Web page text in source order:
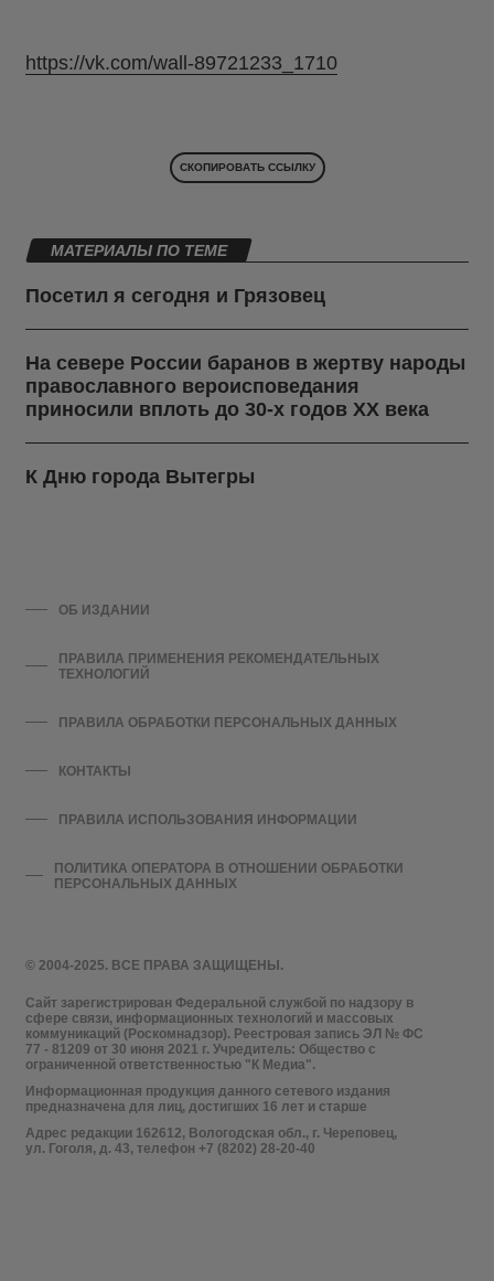
https://vk.com/wall-89721233_1710
СКОПИРОВАТЬ ССЫЛКУ
МАТЕРИАЛЫ ПО ТЕМЕ
Посетил я сегодня и Грязовец
На севере России баранов в жертву народы
православного вероисповедания
приносили вплоть до 30-х годов ХХ века
К Дню города Вытегры
© 2004-2025. ВСЕ ПРАВА ЗАЩИЩЕНЫ.
Сайт зарегистрирован Федеральной службой по надзору в
сфере связи, информационных технологий и массовых
коммуникаций (Роскомнадзор). Реестровая запись ЭЛ № ФС
77 - 81209 от 30 июня 2021 г. Учредитель: Общество с
ограниченной ответственностью "К Медиа".
Информационная продукция данного сетевого издания
предназначена для лиц, достигших 16 лет и старше
Адрес редакции 162612, Вологодская обл., г. Череповец,
ул. Гоголя, д. 43, телефон +7 (8202) 28-20-40
ОБ ИЗДАНИИ
ПРАВИЛА ПРИМЕНЕНИЯ РЕКОМЕНДАТЕЛЬНЫХ
ТЕХНОЛОГИЙ
ПРАВИЛА ОБРАБОТКИ ПЕРСОНАЛЬНЫХ ДАННЫХ
КОНТАКТЫ
ПРАВИЛА ИСПОЛЬЗОВАНИЯ ИНФОРМАЦИИ
ПОЛИТИКА ОПЕРАТОРА В ОТНОШЕНИИ ОБРАБОТКИ
ПЕРСОНАЛЬНЫХ ДАННЫХ